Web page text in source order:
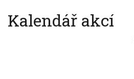
Kalendář akcí